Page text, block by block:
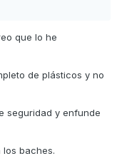
puesto, con lo
el clausor para
el frontal, los
ese
truco se lo
las chapa.
que lo he
de plásticos y no
seguridad y enfunde
los baches.